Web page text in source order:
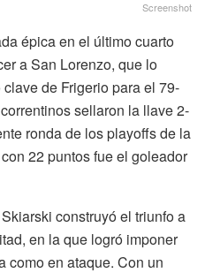
Screenshot
épica en el último cuarto
a San Lorenzo, que lo
de Frigerio para el 79-
sellaron la llave 2-
ronda de los playoffs de la
22 puntos fue el goleador
construyó el triunfo a
en la que logró imponer
como en ataque. Con un